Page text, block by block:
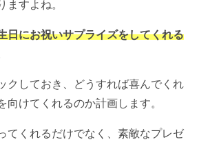
ますよね。
日にお祝いサプライズをしてくれる
クしておき、どうすれば喜んでくれ
向けてくれるのか計画します。
てくれるだけでなく、素敵なプレゼ